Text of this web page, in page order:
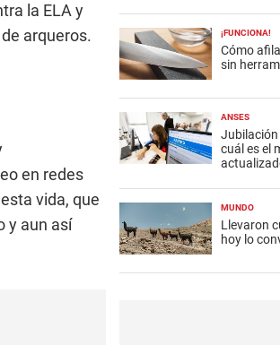
la ELA y
arqueros.
en redes
vida, que
y aun así
¡FUNCIONA!
Cómo
sin
ANSES
Jubilación
cuál es el
MUNDO
Llevaron
hoy lo